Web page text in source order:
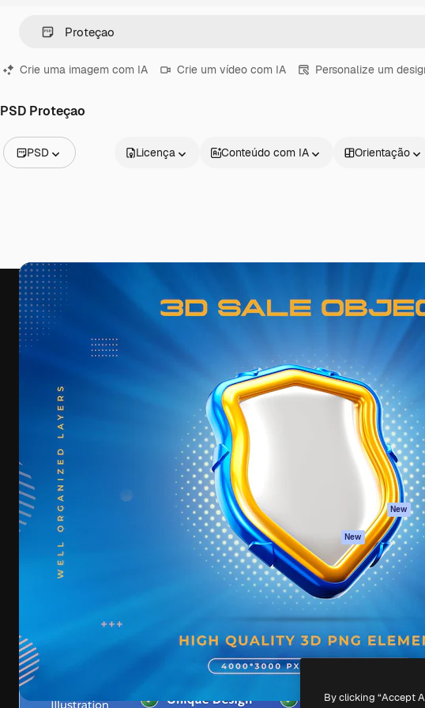
Crie uma imagem com IA Crie um vídeo com IA Personalize um
PSD Proteçao
PSD
Vídeos
Clipes de vídeo
Animações
Modelos de vídeos
Ícones
Modelos 3D
Fontes
Licença Conteúdo com IA Orientação
A plataforma criativa para você direcionar
seu melhor trabalho. Mais de 1 milhão de
assinantes entre criativos, empresas,
Spaces
Assistente de IA
Gerador de
Gerador de vídeos
Texto para voz
Conteúdo de stock
Claude/ChatGPT
New
Agentes New
API
App móvel
Todas as
ferramentas
Freepik Company S.L.U.Todos os direitos reservados.
By clicking “Accept